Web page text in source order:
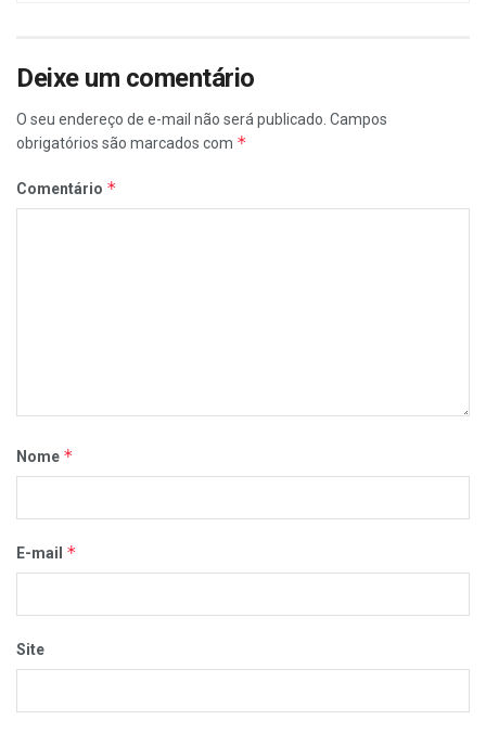
Deixe um comentário
O seu endereço de e-mail não será publicado. Campos
obrigatórios são marcados com *
Comentário *
Nome *
E-mail *
Site